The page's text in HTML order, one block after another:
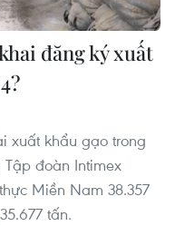
đăng ký xuất
xuất khẩu gạo trong
đoàn Intimex
Miền Nam 38.357
tấn.